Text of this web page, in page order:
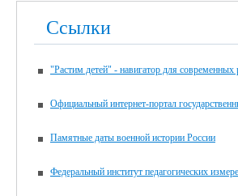
Ссылки
"Растим детей" - навигатор для современных
Официальный интернет-портал
Памятные даты военной истории России
Федеральный институт педагогических